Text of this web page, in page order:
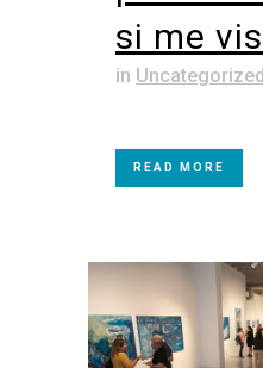
si me
in Uncategorized
READ MORE